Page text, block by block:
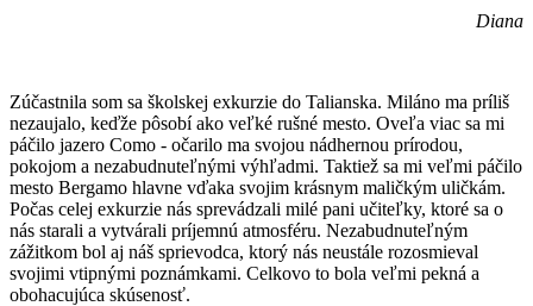
Diana
Zúčastnila som sa školskej exkurzie do Talianska. Miláno ma príliš
nezaujalo, keďže pôsobí ako veľké rušné mesto. Oveľa viac sa mi
páčilo jazero Como - očarilo ma svojou nádhernou prírodou,
pokojom a nezabudnuteľnými výhľadmi. Taktiež sa mi veľmi páčilo
mesto Bergamo hlavne vďaka svojim krásnym maličkým uličkám.
Počas celej exkurzie nás sprevádzali milé pani učiteľky, ktoré sa o
nás starali a vytvárali príjemnú atmosféru. Nezabudnuteľným
zážitkom bol aj náš sprievodca, ktorý nás neustále rozosmieval
svojimi vtipnými poznámkami. Celkovo to bola veľmi pekná a
obohacujúca skúsenosť.